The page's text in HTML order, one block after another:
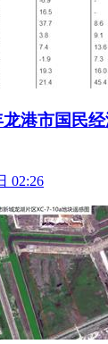
龙港市国民
02:26